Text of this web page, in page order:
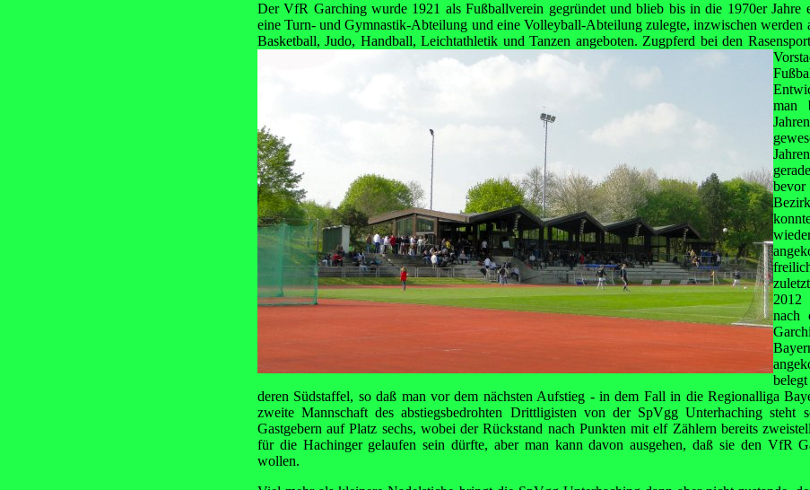
Der VfR Garching wurde 1921 als Fußballverein gegründet und blieb bis in die 1970er Jahre
eine Turn- und Gymnastik-Abteilung und eine Volleyball-Abteilung zulegte, inzwischen werden
Basketball, Judo, Handball, Leichtathletik und Tanzen angeboten. Zugpferd bei den
man
nach
deren Südstaffel, so daß man vor dem nächsten Aufstieg - in dem Fall in die Regionalliga
zweite Mannschaft des abstiegsbedrohten Drittligisten von der SpVgg Unterhaching steht
Gastgebern auf Platz sechs, wobei der Rückstand nach Punkten mit elf Zählern bereits
für die Hachinger gelaufen sein dürfte, aber man kann davon ausgehen, daß sie den VfR
wollen.